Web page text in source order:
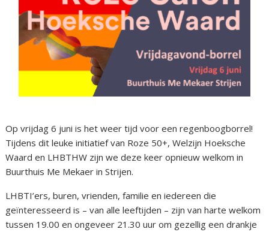
Op vrijdag 6 juni is het weer tijd voor een regenboogborrel!
Tijdens dit leuke initiatief van Roze 50+, Welzijn Hoeksche
Waard en LHBTHW zijn we deze keer opnieuw welkom in
Buurthuis Me Mekaer in Strijen.
LHBTI’ers, buren, vrienden, familie en iedereen die
geïnteresseerd is – van alle leeftijden – zijn van harte welkom
tussen 19.00 en ongeveer 21.30 uur om gezellig een drankje